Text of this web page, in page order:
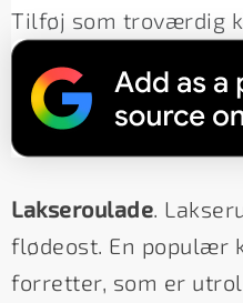
Tilføj som troværdig
Lakseroulade .
flødeost. En populær
forretter, som er